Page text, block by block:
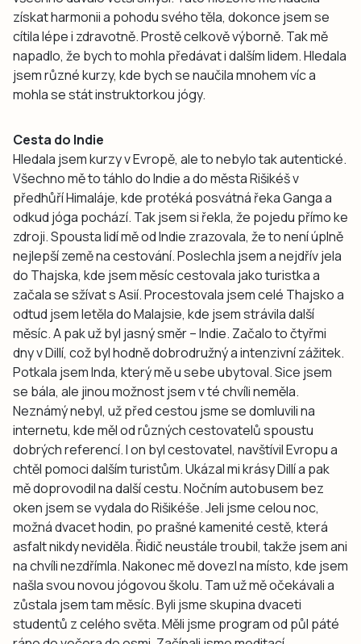
získat harmonii a pohodu svého těla, dokonce jsem se
cítila lépe i zdravotně. Prostě celkově výborně. Tak mě
napadlo, že bych to mohla předávat i dalším lidem. Hledala
jsem různé kurzy, kde bych se naučila mnohem víc a
mohla se stát instruktorkou jógy.
Cesta do Indie
Hledala jsem kurzy v Evropě, ale to nebylo tak autentické.
Všechno mě to táhlo do Indie a do města Rišikéš v
předhůří Himaláje, kde protéká posvátná řeka Ganga a
odkud jóga pochází. Tak jsem si řekla, že pojedu přímo ke
zdroji. Spousta lidí mě od Indie zrazovala, že to není úplně
nejlepší země na cestování. Poslechla jsem a nejdřív jela
do Thajska, kde jsem měsíc cestovala jako turistka a
začala se sžívat s Asií. Procestovala jsem celé Thajsko a
odtud jsem letěla do Malajsie, kde jsem strávila další
měsíc. A pak už byl jasný směr – Indie. Začalo to čtyřmi
dny v Dillí, což byl hodně dobrodružný a intenzivní zážitek.
Potkala jsem Inda, který mě u sebe ubytoval. Sice jsem
se bála, ale jinou možnost jsem v té chvíli neměla.
Neznámý nebyl, už před cestou jsme se domluvili na
internetu, kde měl od různých cestovatelů spoustu
dobrých referencí. I on byl cestovatel, navštívil Evropu a
chtěl pomoci dalším turistům. Ukázal mi krásy Dillí a pak
mě doprovodil na další cestu. Nočním autobusem bez
oken jsem se vydala do Rišikéše. Jeli jsme celou noc,
možná dvacet hodin, po prašné kamenité cestě, která
asfalt nikdy neviděla. Řidič neustále troubil, takže jsem ani
na chvíli nezdřímla. Nakonec mě dovezl na místo, kde jsem
našla svou novou jógovou školu. Tam už mě očekávali a
zůstala jsem tam měsíc. Byli jsme skupina dvaceti
studentů z celého světa. Měli jsme program od půl páté